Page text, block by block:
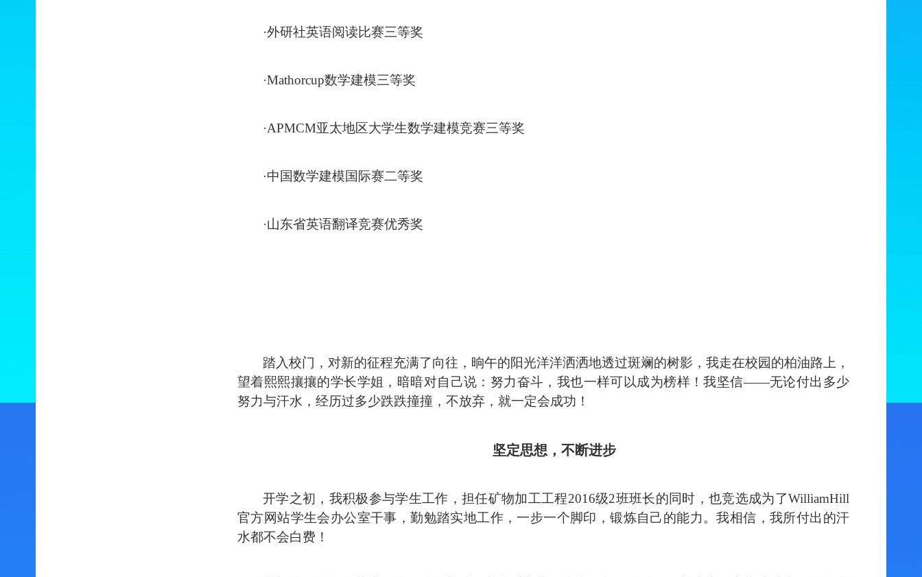
·外研社英语阅读比赛三等奖
·Mathorcup数学建模三等奖
·APMCM亚太地区大学生数学建模竞赛三等奖
·中国数学建模国际赛二等奖
·山东省英语翻译竞赛优秀奖
踏入校门，对新的征程充满了向往，晌午的阳光洋洋洒洒地透过斑斓的树影，我走在校园的柏油路上，
望着熙熙攘攘的学长学姐，暗暗对自己说：努力奋斗，我也一样可以成为榜样！我坚信——无论付出多少
努力与汗水，经历过多少跌跌撞撞，不放弃，就一定会成功！
坚定思想，不断进步
开学之初，我积极参与学生工作，担任矿物加工工程2016级2班班长的同时，也竞选成为了WilliamHill
官方网站学生会办公室干事，勤勉踏实地工作，一步一个脚印，锻炼自己的能力。我相信，我所付出的汗
水都不会白费！